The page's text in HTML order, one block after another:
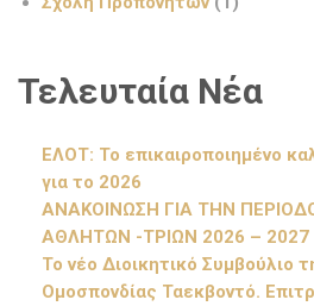
Τελευταία Νέα
ΕΛΟΤ: Το επικαιροποιημένο
για το 2026
ΑΝΑΚΟΙΝΩΣΗ ΓΙΑ ΤΗΝ
ΑΘΛΗΤΩΝ -ΤΡΙΩΝ 2026 – 2027
Το νέο Διοικητικό Συμβούλιο
Ομοσπονδίας Ταεκβοντό.